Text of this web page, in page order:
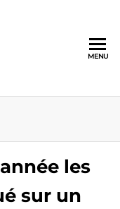
MENU
les
sur un